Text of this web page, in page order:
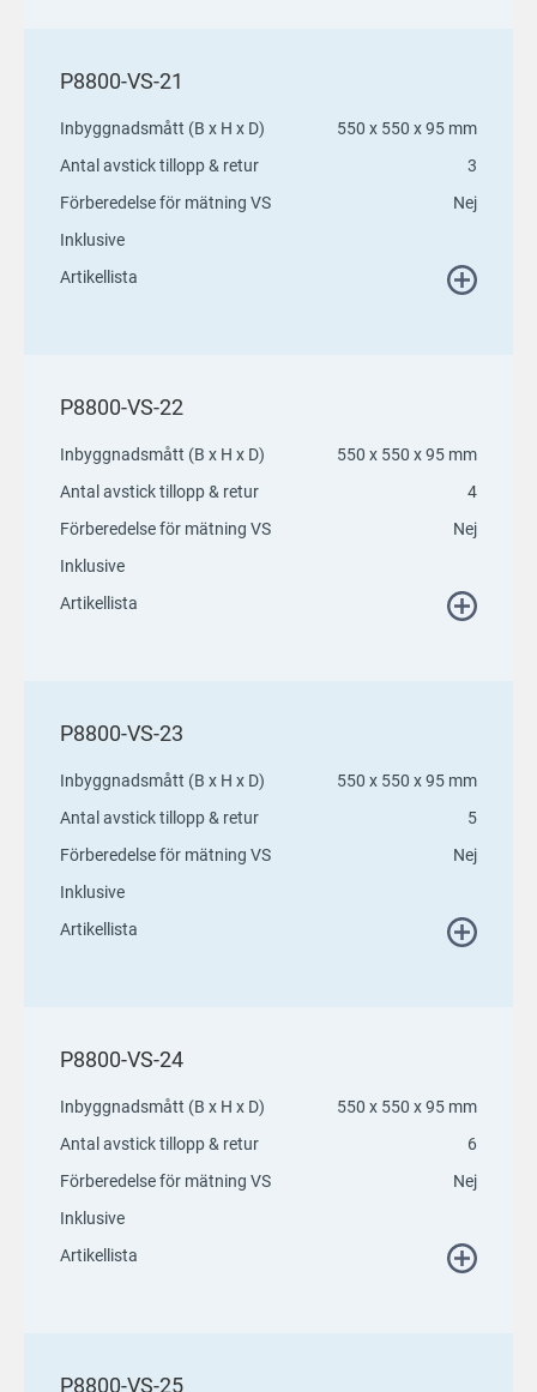
P8800-VS-21
Inbyggnadsmått (B x H x D)
550 x 550 x 95 mm
Antal avstick tillopp & retur
3
Förberedelse för mätning VS
Nej
Inklusive
Artikellista
P8800-VS-22
Inbyggnadsmått (B x H x D)
550 x 550 x 95 mm
Antal avstick tillopp & retur
4
Förberedelse för mätning VS
Nej
Inklusive
Artikellista
P8800-VS-23
Inbyggnadsmått (B x H x D)
550 x 550 x 95 mm
Antal avstick tillopp & retur
5
Förberedelse för mätning VS
Nej
Inklusive
Artikellista
P8800-VS-24
Inbyggnadsmått (B x H x D)
550 x 550 x 95 mm
Antal avstick tillopp & retur
6
Förberedelse för mätning VS
Nej
Inklusive
Artikellista
P8800-VS-25